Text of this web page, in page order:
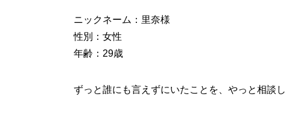
ニックネーム：里奈様
性別：女性
年齢：29歳
ずっと誰にも言えずにいたことを、やっと相談